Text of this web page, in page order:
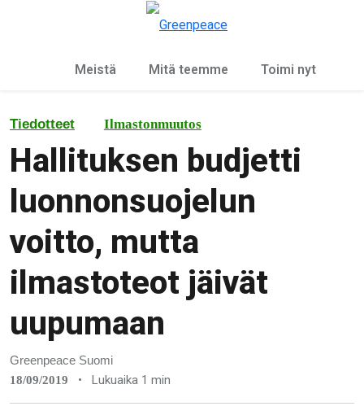
Meistä Mitä teemme Toimi nyt
Tiedotteet Ilmastonmuutos
Hallituksen budjetti
luonnonsuojelun
voitto, mutta
ilmastoteot jäivät
uupumaan
Greenpeace Suomi
18/09/2019 • Lukuaika 1 min